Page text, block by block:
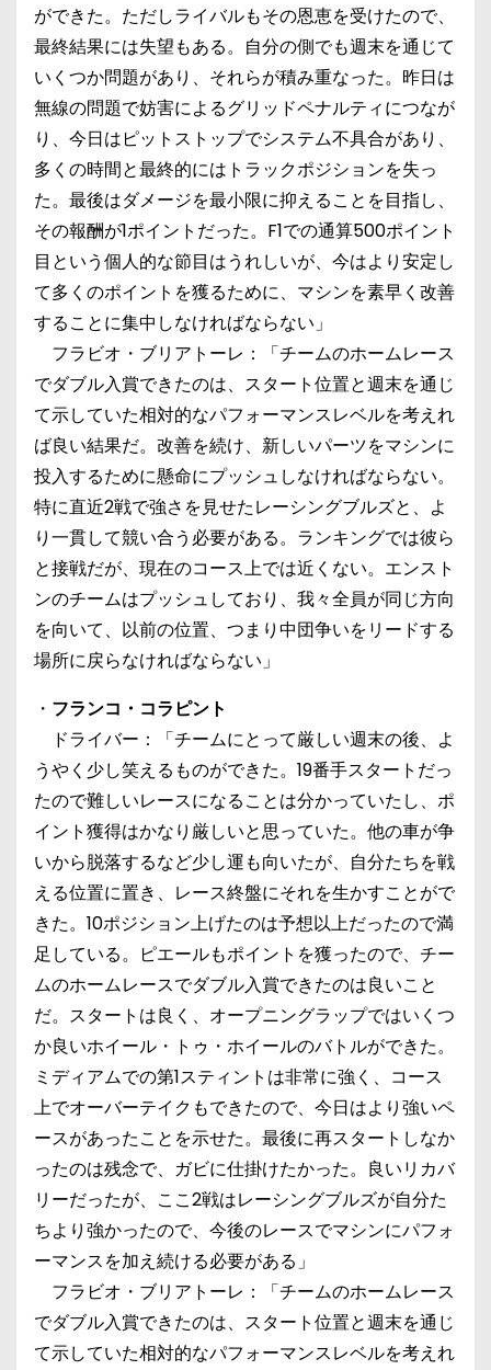
ができた。ただしライバルもその恩恵を受けたので、
最終結果には失望もある。自分の側でも週末を通じて
いくつか問題があり、それらが積み重なった。昨日は
無線の問題で妨害によるグリッドペナルティにつなが
り、今日はピットストップでシステム不具合があり、
多くの時間と最終的にはトラックポジションを失っ
た。最後はダメージを最小限に抑えることを目指し、
その報酬が1ポイントだった。F1での通算500ポイント
目という個人的な節目はうれしいが、今はより安定し
て多くのポイントを獲るために、マシンを素早く改善
することに集中しなければならない」
フラビオ・ブリアトーレ：「チームのホームレース
でダブル入賞できたのは、スタート位置と週末を通じ
て示していた相対的なパフォーマンスレベルを考えれ
ば良い結果だ。改善を続け、新しいパーツをマシンに
投入するために懸命にプッシュしなければならない。
特に直近2戦で強さを見せたレーシングブルズと、よ
り一貫して競い合う必要がある。ランキングでは彼ら
と接戦だが、現在のコース上では近くない。エンスト
ンのチームはプッシュしており、我々全員が同じ方向
を向いて、以前の位置、つまり中団争いをリードする
場所に戻らなければならない」
・ フランコ・コラピント
ドライバー：「チームにとって厳しい週末の後、よ
うやく少し笑えるものができた。19番手スタートだっ
たので難しいレースになることは分かっていたし、ポ
イント獲得はかなり厳しいと思っていた。他の車が争
いから脱落するなど少し運も向いたが、自分たちを戦
える位置に置き、レース終盤にそれを生かすことがで
きた。10ポジション上げたのは予想以上だったので満
足している。ピエールもポイントを獲ったので、チー
ムのホームレースでダブル入賞できたのは良いこと
だ。スタートは良く、オープニングラップではいくつ
か良いホイール・トゥ・ホイールのバトルができた。
ミディアムでの第1スティントは非常に強く、コース
上でオーバーテイクもできたので、今日はより強いペ
ースがあったことを示せた。最後に再スタートしなか
ったのは残念で、ガビに仕掛けたかった。良いリカバ
リーだったが、ここ2戦はレーシングブルズが自分た
ちより強かったので、今後のレースでマシンにパフォ
ーマンスを加え続ける必要がある」
フラビオ・ブリアトーレ：「チームのホームレース
でダブル入賞できたのは、スタート位置と週末を通じ
て示していた相対的なパフォーマンスレベルを考えれ